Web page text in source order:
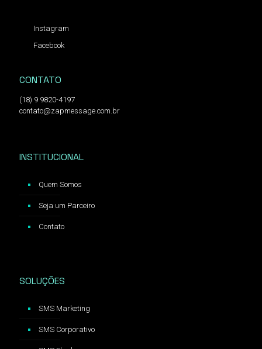
Instagram
Facebook
CONTATO
(18) 9 9820-4197
contato@zapmessage.com.br
INSTITUCIONAL
Quem Somos
Seja um Parceiro
Contato
SOLUÇÕES
SMS Marketing
SMS Corporativo